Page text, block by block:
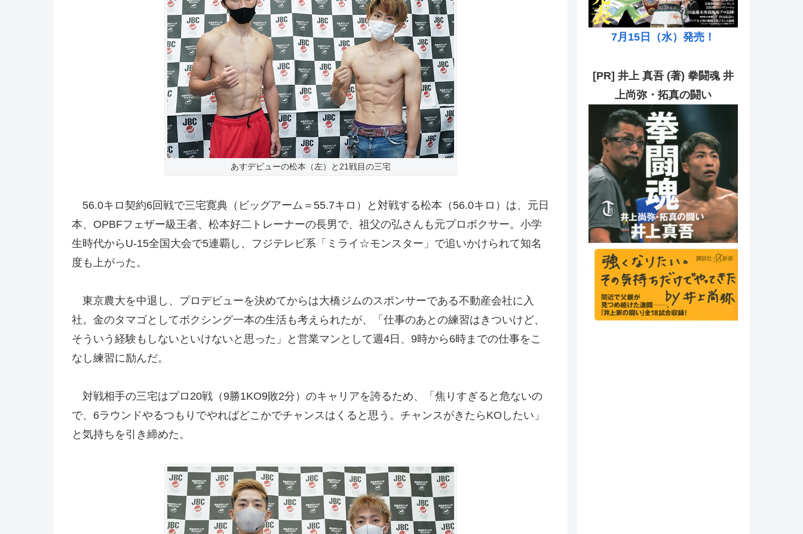
あすデビューの松本（左）と21戦目の三宅
56.0キロ契約6回戦で三宅寛典（ビッグアーム＝55.7キロ）と対戦する松本（56.0キロ）は、元日
本、OPBFフェザー級王者、松本好二トレーナーの長男で、祖父の弘さんも元プロボクサー。小学
生時代からU-15全国大会で5連覇し、フジテレビ系「ミライ☆モンスター」で追いかけられて知名
度も上がった。
東京農大を中退し、プロデビューを決めてからは大橋ジムのスポンサーである不動産会社に入
社。金のタマゴとしてボクシング一本の生活も考えられたが、「仕事のあとの練習はきついけど、
そういう経験もしないといけないと思った」と営業マンとして週4日、9時から6時までの仕事をこ
なし練習に励んだ。
対戦相手の三宅はプロ20戦（9勝1KO9敗2分）のキャリアを誇るため、「焦りすぎると危ないの
で、6ラウンドやるつもりでやればどこかでチャンスはくると思う。チャンスがきたらKOしたい」
と気持ちを引き締めた。
7月15日（水）発売！
[PR] 井上 真吾 (著) 拳闘魂 井
上尚弥・拓真の闘い